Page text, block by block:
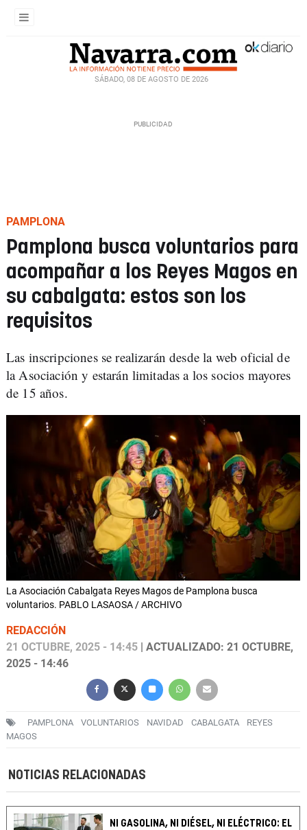
SÁBADO, 08 DE AGOSTO DE 2026
PAMPLONA
Pamplona busca voluntarios para
acompañar a los Reyes Magos en
su cabalgata: estos son los
requisitos
Las inscripciones se realizarán desde la web oficial de
la Asociación y estarán limitadas a los socios mayores
de 15 años.
La Asociación Cabalgata Reyes Magos de Pamplona busca
voluntarios. PABLO LASAOSA / ARCHIVO
REDACCIÓN
21 OCTUBRE, 2025 - 14:45 | ACTUALIZADO: 21 OCTUBRE,
2025 - 14:46
PAMPLONA VOLUNTARIOS NAVIDAD CABALGATA
REYES
MAGOS
NOTICIAS RELACIONADAS
NI GASOLINA, NI DIÉSEL, NI ELÉCTRICO: EL